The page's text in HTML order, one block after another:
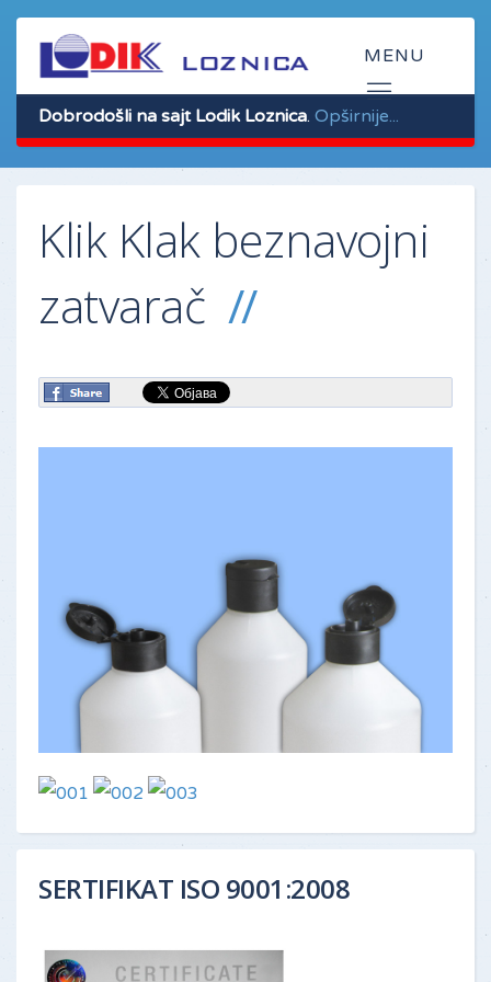
Dobrodošli na sajt Lodik Loznica. Opširnije...
Klik Klak beznavojni
zatvarač
SERTIFIKAT ISO 9001:2008